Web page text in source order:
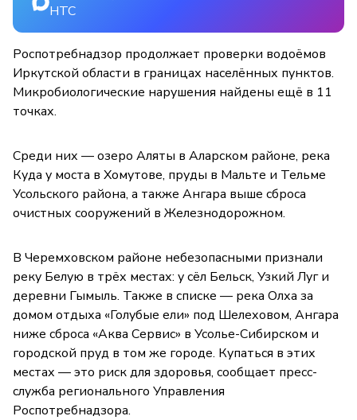
НТС
Роспотребнадзор продолжает проверки водоёмов
Иркутской области в границах населённых пунктов.
Микробиологические нарушения найдены ещё в 11
точках.
Среди них — озеро Аляты в Аларском районе, река
Куда у моста в Хомутове, пруды в Мальте и Тельме
Усольского района, а также Ангара выше сброса
очистных сооружений в Железнодорожном.
В Черемховском районе небезопасными признали
реку Белую в трёх местах: у сёл Бельск, Узкий Луг и
деревни Гымыль. Также в списке — река Олха за
домом отдыха «Голубые ели» под Шелеховом, Ангара
ниже сброса «Аква Сервис» в Усолье-Сибирском и
городской пруд в том же городе. Купаться в этих
местах — это риск для здоровья, сообщает пресс-
служба регионального Управления
Роспотребнадзора.